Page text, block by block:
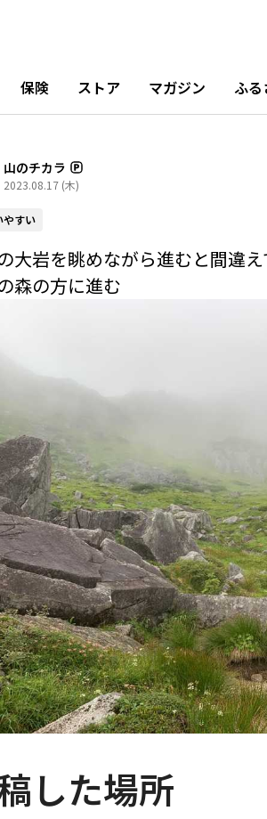
保険 ストア マガジン ふ
山のチカラ
2023.08.17 (木)
やすい
大岩を眺めながら進むと間違
森の方に進む
した場所